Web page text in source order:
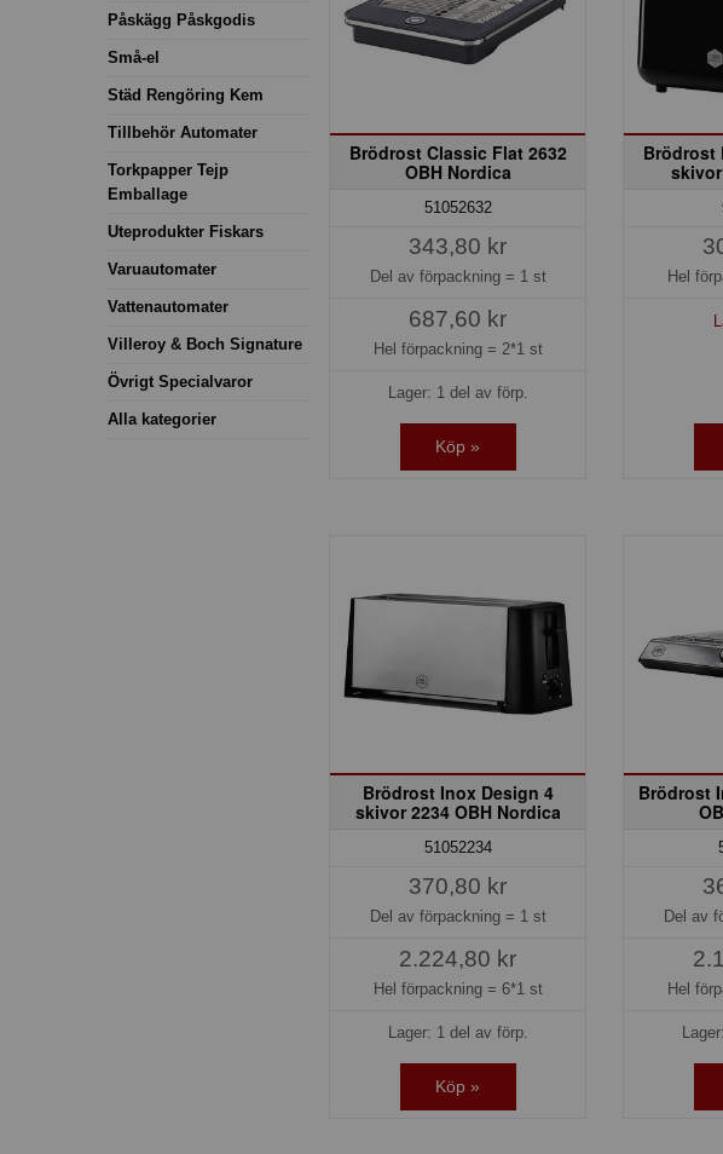
Påskägg Påskgodis
Små-el
Städ Rengöring Kem
Tillbehör Automater
Torkpapper Tejp
Emballage
Uteprodukter Fiskars
Varuautomater
Vattenautomater
Villeroy & Boch Signature
Övrigt Specialvaror
Alla kategorier
Brödrost Classic Flat 2632
OBH Nordica
51052632
343,80 kr
Del av förpackning = 1 st
687,60 kr
Hel förpackning = 2*1 st
Lager: 1 del av förp.
Köp »
Brödrost
Hel
Brödrost Inox Design 4
skivor 2234 OBH Nordica
51052234
370,80 kr
Del av förpackning = 1 st
2.224,80 kr
Hel förpackning = 6*1 st
Lager: 1 del av förp.
Köp »
Brödrost
Del av
Hel